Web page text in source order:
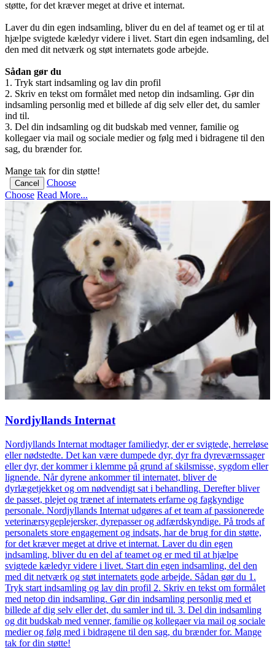
støtte, for det kræver meget at drive et internat.
Laver du din egen indsamling, bliver du en del af teamet og er til at
hjælpe svigtede kæledyr videre i livet. Start din egen indsamling, del
den med dit netværk og støt internatets gode arbejde.
Sådan gør du
1. Tryk start indsamling og lav din profil
2. Skriv en tekst om formålet med netop din indsamling. Gør din
indsamling personlig med et billede af dig selv eller det, du samler
ind til.
3. Del din indsamling og dit budskab med venner, familie og
kollegaer via mail og sociale medier og følg med i bidragene til den
sag, du brænder for.
Mange tak for din støtte!
Cancel
Choose
Choose Read More...
Nordjyllands Internat
Nordjyllands Internat modtager familiedyr, der er svigtede, herreløse
eller nødstedte. Det kan være dumpede dyr, dyr fra dyreværnssager
eller dyr, der kommer i klemme på grund af skilsmisse, sygdom eller
lignende. Når dyrene ankommer til internatet, bliver de
dyrlægetjekket og om nødvendigt sat i behandling. Derefter bliver
de passet, plejet og trænet af internatets erfarne og fagkyndige
personale. Nordjyllands Internat udgøres af et team af passionerede
veterinærsygeplejersker, dyrepasser og adfærdskyndige. På trods af
personalets store engagement og indsats, har de brug for din støtte,
for det kræver meget at drive et internat. Laver du din egen
indsamling, bliver du en del af teamet og er med til at hjælpe
svigtede kæledyr videre i livet. Start din egen indsamling, del den
med dit netværk og støt internatets gode arbejde. Sådan gør du 1.
Tryk start indsamling og lav din profil 2. Skriv en tekst om formålet
med netop din indsamling. Gør din indsamling personlig med et
billede af dig selv eller det, du samler ind til. 3. Del din indsamling
og dit budskab med venner, familie og kollegaer via mail og sociale
medier og følg med i bidragene til den sag, du brænder for. Mange
tak for din støtte!